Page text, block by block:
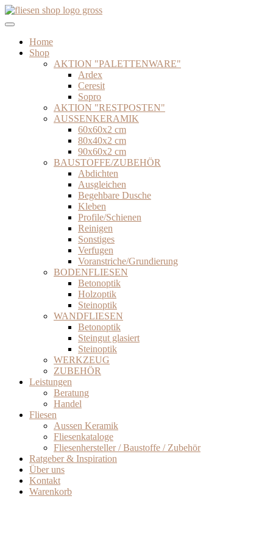
Zum
Inhalt
Home
Shop
AKTION "PALETTENWARE"
Ardex
Ceresit
Sopro
AKTION "RESTPOSTEN"
AUSSENKERAMIK
60x60x2 cm
80x40x2 cm
90x60x2 cm
BAUSTOFFE/ZUBEHÖR
Abdichten
Ausgleichen
Begehbare Dusche
Kleben
Profile/Schienen
Reinigen
Sonstiges
Verfugen
Voranstriche/Grundierung
BODENFLIESEN
Betonoptik
Holzoptik
Steinoptik
WANDFLIESEN
Betonoptik
Steingut glasiert
Steinoptik
WERKZEUG
ZUBEHÖR
Leistungen
Beratung
Handel
Fliesen
Aussen Keramik
Fliesenkataloge
Fliesenhersteller / Baustoffe / Zubehör
Ratgeber & Inspiration
Über uns
Kontakt
Warenkorb